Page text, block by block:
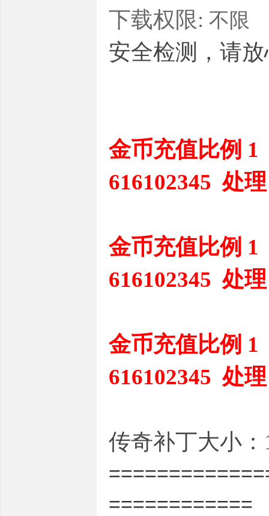
下载权限: 不限
安全检测，请
金币充值比例
616102345 处理
金币充值比例
616102345 处理
金币充值比例
616102345 处理
传奇补丁大小：
============